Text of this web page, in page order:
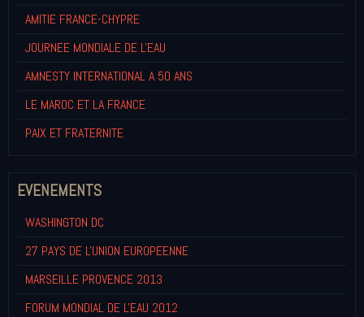
AMITIE FRANCE-CHYPRE
JOURNEE MONDIALE DE L'EAU
AMNESTY INTERNATIONAL A 50 ANS
LE MAROC ET LA FRANCE
PAIX ET FRATERNITE
EVENEMENTS
WASHINGTON DC
27 PAYS DE L'UNION EUROPEENNE
MARSEILLE PROVENCE 2013
FORUM MONDIAL DE L'EAU 2012